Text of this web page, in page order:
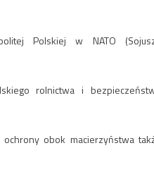
Polskiej w NATO
rolnictwa i
obok macierzyństwa